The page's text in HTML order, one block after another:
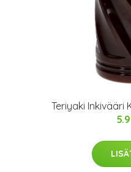
Teriyaki Inkivääri